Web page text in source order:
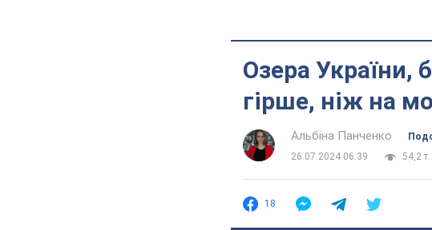
Озера України,
гірше, ніж на
Альбіна Панченко
26.07.2024 06:39
54,2 т.
18